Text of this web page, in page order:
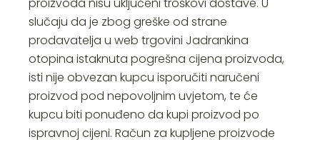
slučaju da je zbog greške od strane
prodavatelja u web trgovini Jadrankina
otopina istaknuta pogrešna cijena proizvoda,
isti nije obvezan kupcu isporučiti naručeni
proizvod pod nepovoljnim uvjetom, te će
kupcu biti ponuđeno da kupi proizvod po
ispravnoj cijeni. Račun za kupljene proizvode